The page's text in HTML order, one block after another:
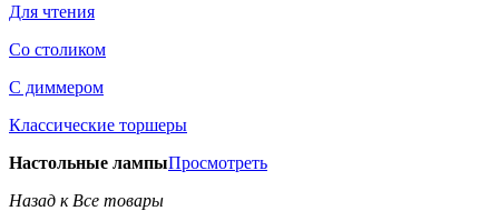
Для чтения
Со столиком
С диммером
Классические торшеры
Настольные лампыПросмотреть
Назад к Все товары